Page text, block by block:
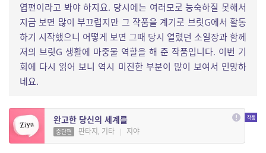
엽편이라고 봐야 하지요. 당시에는 여러모로 능숙하질 못해서
지금 보면 많이 부끄럽지만 그 작품을 계기로 브릿G에서 활동
하기 시작했으니 어떻게 보면 그때 당시 열렸던 소일장과 함께
저의 브릿G 생활에 마중물 역할을 해 준 작품입니다. 이번 기
회에 다시 읽어 보니 역시 미진한 부분이 많이 보여서 민망하
네요.
완고한 당신의 세계를
중단편 판타지, 기타 | 지야